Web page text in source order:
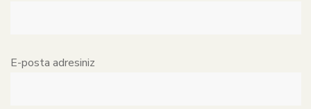
E-posta adresiniz